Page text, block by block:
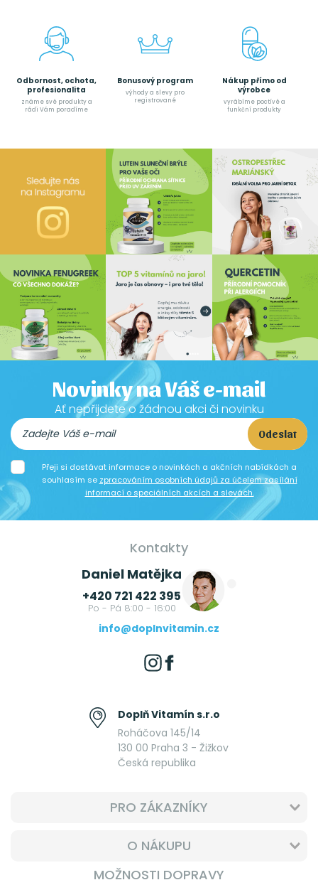
Odbornost, ochota,
profesionalita
známe své produkty a
rádi Vám poradíme
Bonusový program
výhody a slevy pro
registrované
Nákup přímo od
výrobce
vyrábíme poctívé a
funkční produkty
Novinky na Váš e-mail
Ať nepřijdete o žádnou akci či novinku
Odeslat
Přeji si dostávat informace o novinkách a akčních nabídkách a
souhlasím se zpracováním osobních údajů za účelem zasílání
informací o speciálních akcích a slevách.
Kontakty
Daniel Matějka
+420 721 422 395
Po - Pá 8:00 - 16:00
info@doplnvitamin.cz
Doplň Vitamín s.r.o
Roháčova 145/14
130 00 Praha 3 - Žižkov
Česká republika
PRO ZÁKAZNÍKY
O NÁKUPU
MOŽNOSTI DOPRAVY